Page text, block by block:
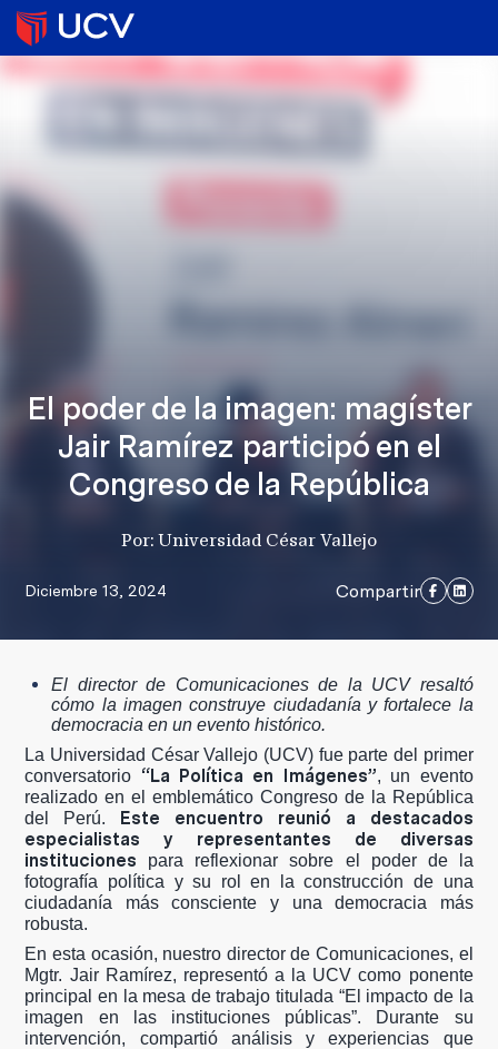
El poder de la imagen: magíster
Jair Ramírez participó en el
Congreso de la República
Por: Universidad César Vallejo
Diciembre 13, 2024 Compartir
El director de Comunicaciones de la UCV resaltó
cómo la imagen construye ciudadanía y fortalece la
democracia en un evento histórico.
La Universidad César Vallejo (UCV) fue parte del primer
conversatorio “La Política en Imágenes”, un evento
realizado en el emblemático Congreso de la República
del Perú. Este encuentro reunió a destacados
especialistas y representantes de diversas
instituciones para reflexionar sobre el poder de la
fotografía política y su rol en la construcción de una
ciudadanía más consciente y una democracia más
robusta.
En esta ocasión, nuestro director de Comunicaciones, el
Mgtr. Jair Ramírez, representó a la UCV como ponente
principal en la mesa de trabajo titulada “El impacto de la
imagen en las instituciones públicas”. Durante su
intervención, compartió análisis y experiencias que